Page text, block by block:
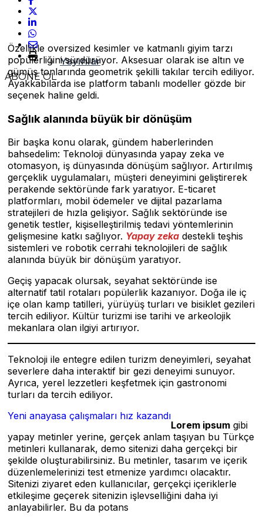
Yayınlar
ABONE OL
Özellikle oversized kesimler ve katmanlı giyim tarzı
popülerliğini sürdürüyor. Aksesuar olarak ise altın ve
gümüş tonlarında geometrik şekilli takılar tercih ediliyor.
Ayakkabılarda ise platform tabanlı modeller gözde bir
seçenek haline geldi.
Sağlık alanında büyük bir dönüşüm
Bir başka konu olarak, gündem haberlerinden
bahsedelim: Teknoloji dünyasında yapay zeka ve
otomasyon, iş dünyasında dönüşüm sağlıyor. Artırılmış
gerçeklik uygulamaları, müşteri deneyimini geliştirerek
perakende sektöründe fark yaratıyor. E-ticaret
platformları, mobil ödemeler ve dijital pazarlama
stratejileri de hızla gelişiyor. Sağlık sektöründe ise
genetik testler, kişiselleştirilmiş tedavi yöntemlerinin
gelişmesine katkı sağlıyor. Yapay zeka destekli teşhis
sistemleri ve robotik cerrahi teknolojileri de sağlık
alanında büyük bir dönüşüm yaratıyor.
Geçiş yapacak olursak, seyahat sektöründe ise
alternatif tatil rotaları popülerlik kazanıyor. Doğa ile iç
içe olan kamp tatilleri, yürüyüş turları ve bisiklet gezileri
tercih ediliyor. Kültür turizmi ise tarihi ve arkeolojik
mekanlara olan ilgiyi artırıyor.
Teknoloji ile entegre edilen turizm deneyimleri, seyahat
severlere daha interaktif bir gezi deneyimi sunuyor.
Ayrıca, yerel lezzetleri keşfetmek için gastronomi
turları da tercih ediliyor.
Yeni anayasa çalışmaları hız kazandı
Lorem ipsum gibi
yapay metinler yerine, gerçek anlam taşıyan bu Türkçe
metinleri kullanarak, demo sitenizi daha gerçekçi bir
şekilde oluşturabilirsiniz. Bu metinler, tasarım ve içerik
düzenlemelerinizi test etmenize yardımcı olacaktır.
Sitenizi ziyaret eden kullanıcılar, gerçekçi içeriklerle
etkileşime geçerek sitenizin işlevselliğini daha iyi
anlayabilirler. Bu da potans